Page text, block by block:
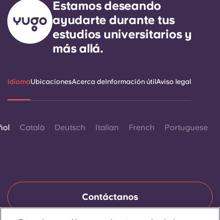
Estamos deseando
ayudarte durante tus
estudios universitarios y
más allá.
IdiomaUbicacionesAcerca deInformación útilAviso legal
Català Deutsch Italian French Portuguese
Contáctanos